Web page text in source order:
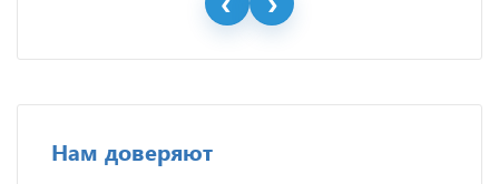
Нам доверяют